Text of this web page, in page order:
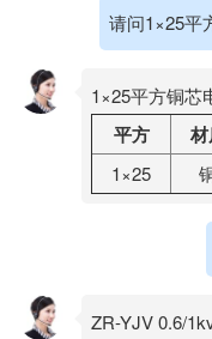
请问1×25平
1×25平方铜芯
平方
1×25
ZR-YJV 0.6/